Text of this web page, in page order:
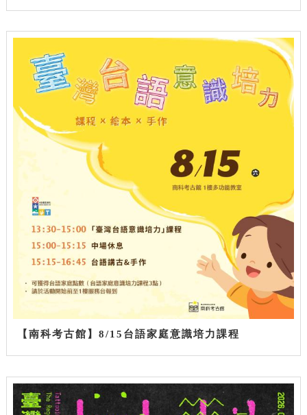
【南科考古館】8/15台語家庭意識培力課程